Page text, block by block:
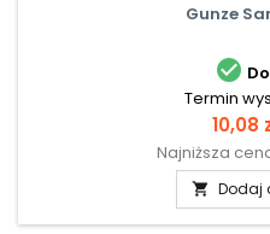
Gunze

Termin
Cena
10,08
Najniższa
 Dodaj